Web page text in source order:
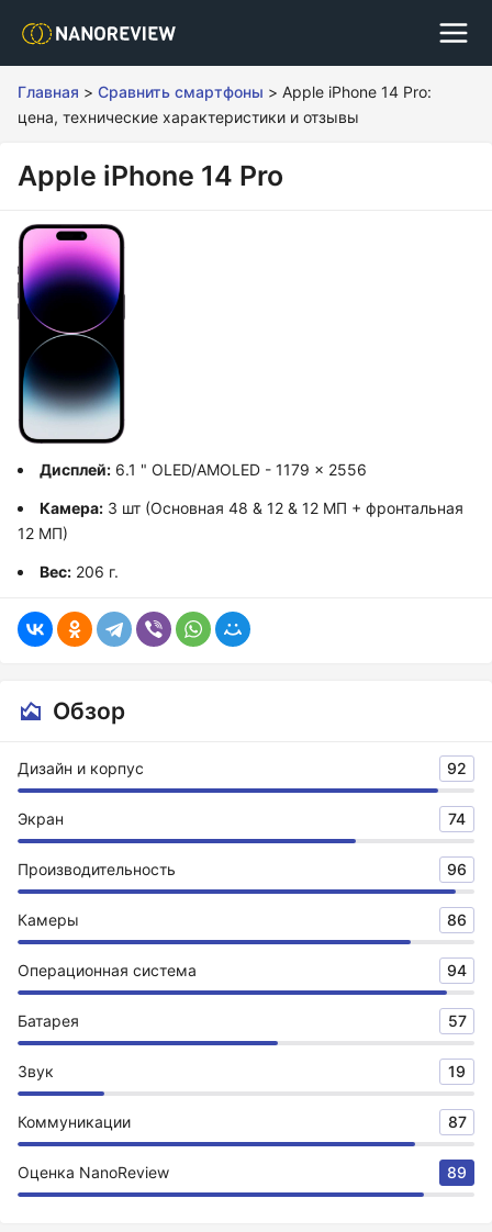
Главная > Сравнить смартфоны > Apple iPhone 14 Pro:
цена, технические характеристики и отзывы
Apple iPhone 14 Pro
Дисплей: 6.1 " OLED/AMOLED - 1179 x 2556
Камера: 3 шт (Основная 48 & 12 & 12 МП + фронтальная
12 МП)
Вес: 206 г.
Обзор
Дизайн и корпус 92
Экран 74
Производительность 96
Камеры 86
Операционная система 94
Батарея 57
Звук 19
Коммуникации 87
Оценка NanoReview 89